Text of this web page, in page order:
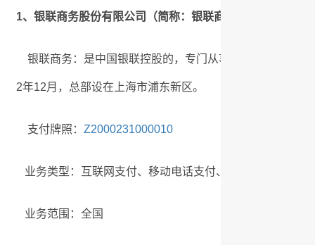
1、银联商务股份有限公司（简称：银联商务）
银联商务：是中国银联控股的，专门从事线下、互联网以
2年12月，总部设在上海市浦东新区。
支付牌照：Z2000231000010
业务类型：互联网支付、移动电话支付、银行卡收单、预
业务范围：全国